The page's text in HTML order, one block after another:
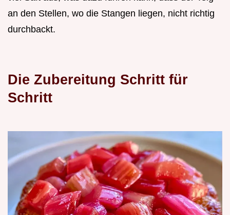
an den Stellen, wo die Stangen liegen, nicht richtig
durchbackt.
Die Zubereitung Schritt für
Schritt